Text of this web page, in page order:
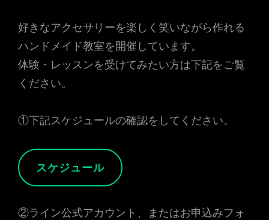
好きなアクセサリーを楽しく笑いながら作れる
ハンドメイド教室を開催しています。
体験・レッスンを受けてみたい方は下記をご覧
ください。
①下記スケジュールの確認をしてください。
スケジュール
②ライン公式アカウント、またはお申込みフォ